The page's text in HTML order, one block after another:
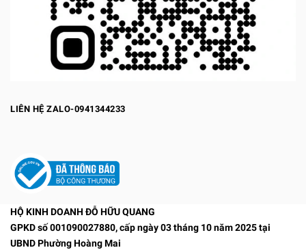
LIÊN HỆ ZALO-0941344233
HỘ KINH DOANH ĐỖ HỮU QUANG
GPKD số 001090027880, cấp ngày 03 tháng 10 năm 2025 tại
UBND Phường Hoàng Mai